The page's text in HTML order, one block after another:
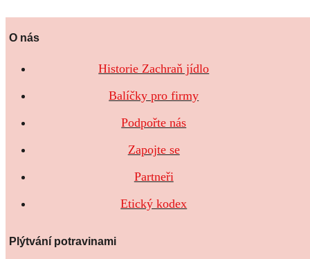
O nás
Historie Zachraň jídlo
Balíčky pro firmy
Podpořte nás
Zapojte se
Partneři
Etický kodex
Plýtvání potravinami